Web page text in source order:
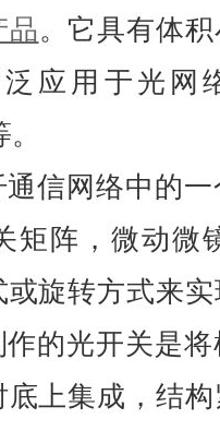
品。它具有体
应用于光网
信网络中的
矩阵，微动微
旋转方式来
的光开关是
上集成，结